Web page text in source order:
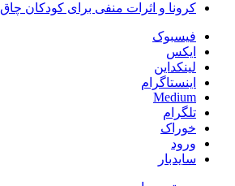
کرونا و اثرات منفی برای کودکان چاق
فیسبوک
ایکس
لینکداین
اینستاگرام
Medium
تلگرام
خوراک
ورود
سایدبار